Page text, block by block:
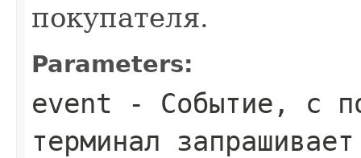
покупателя.
Parameters:
event - Событие, с
терминал